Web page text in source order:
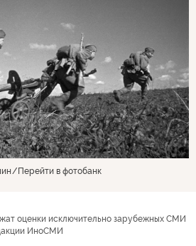
Перейти в фотобанк
оценки исключительно зарубежных СМИ
ИноСМИ